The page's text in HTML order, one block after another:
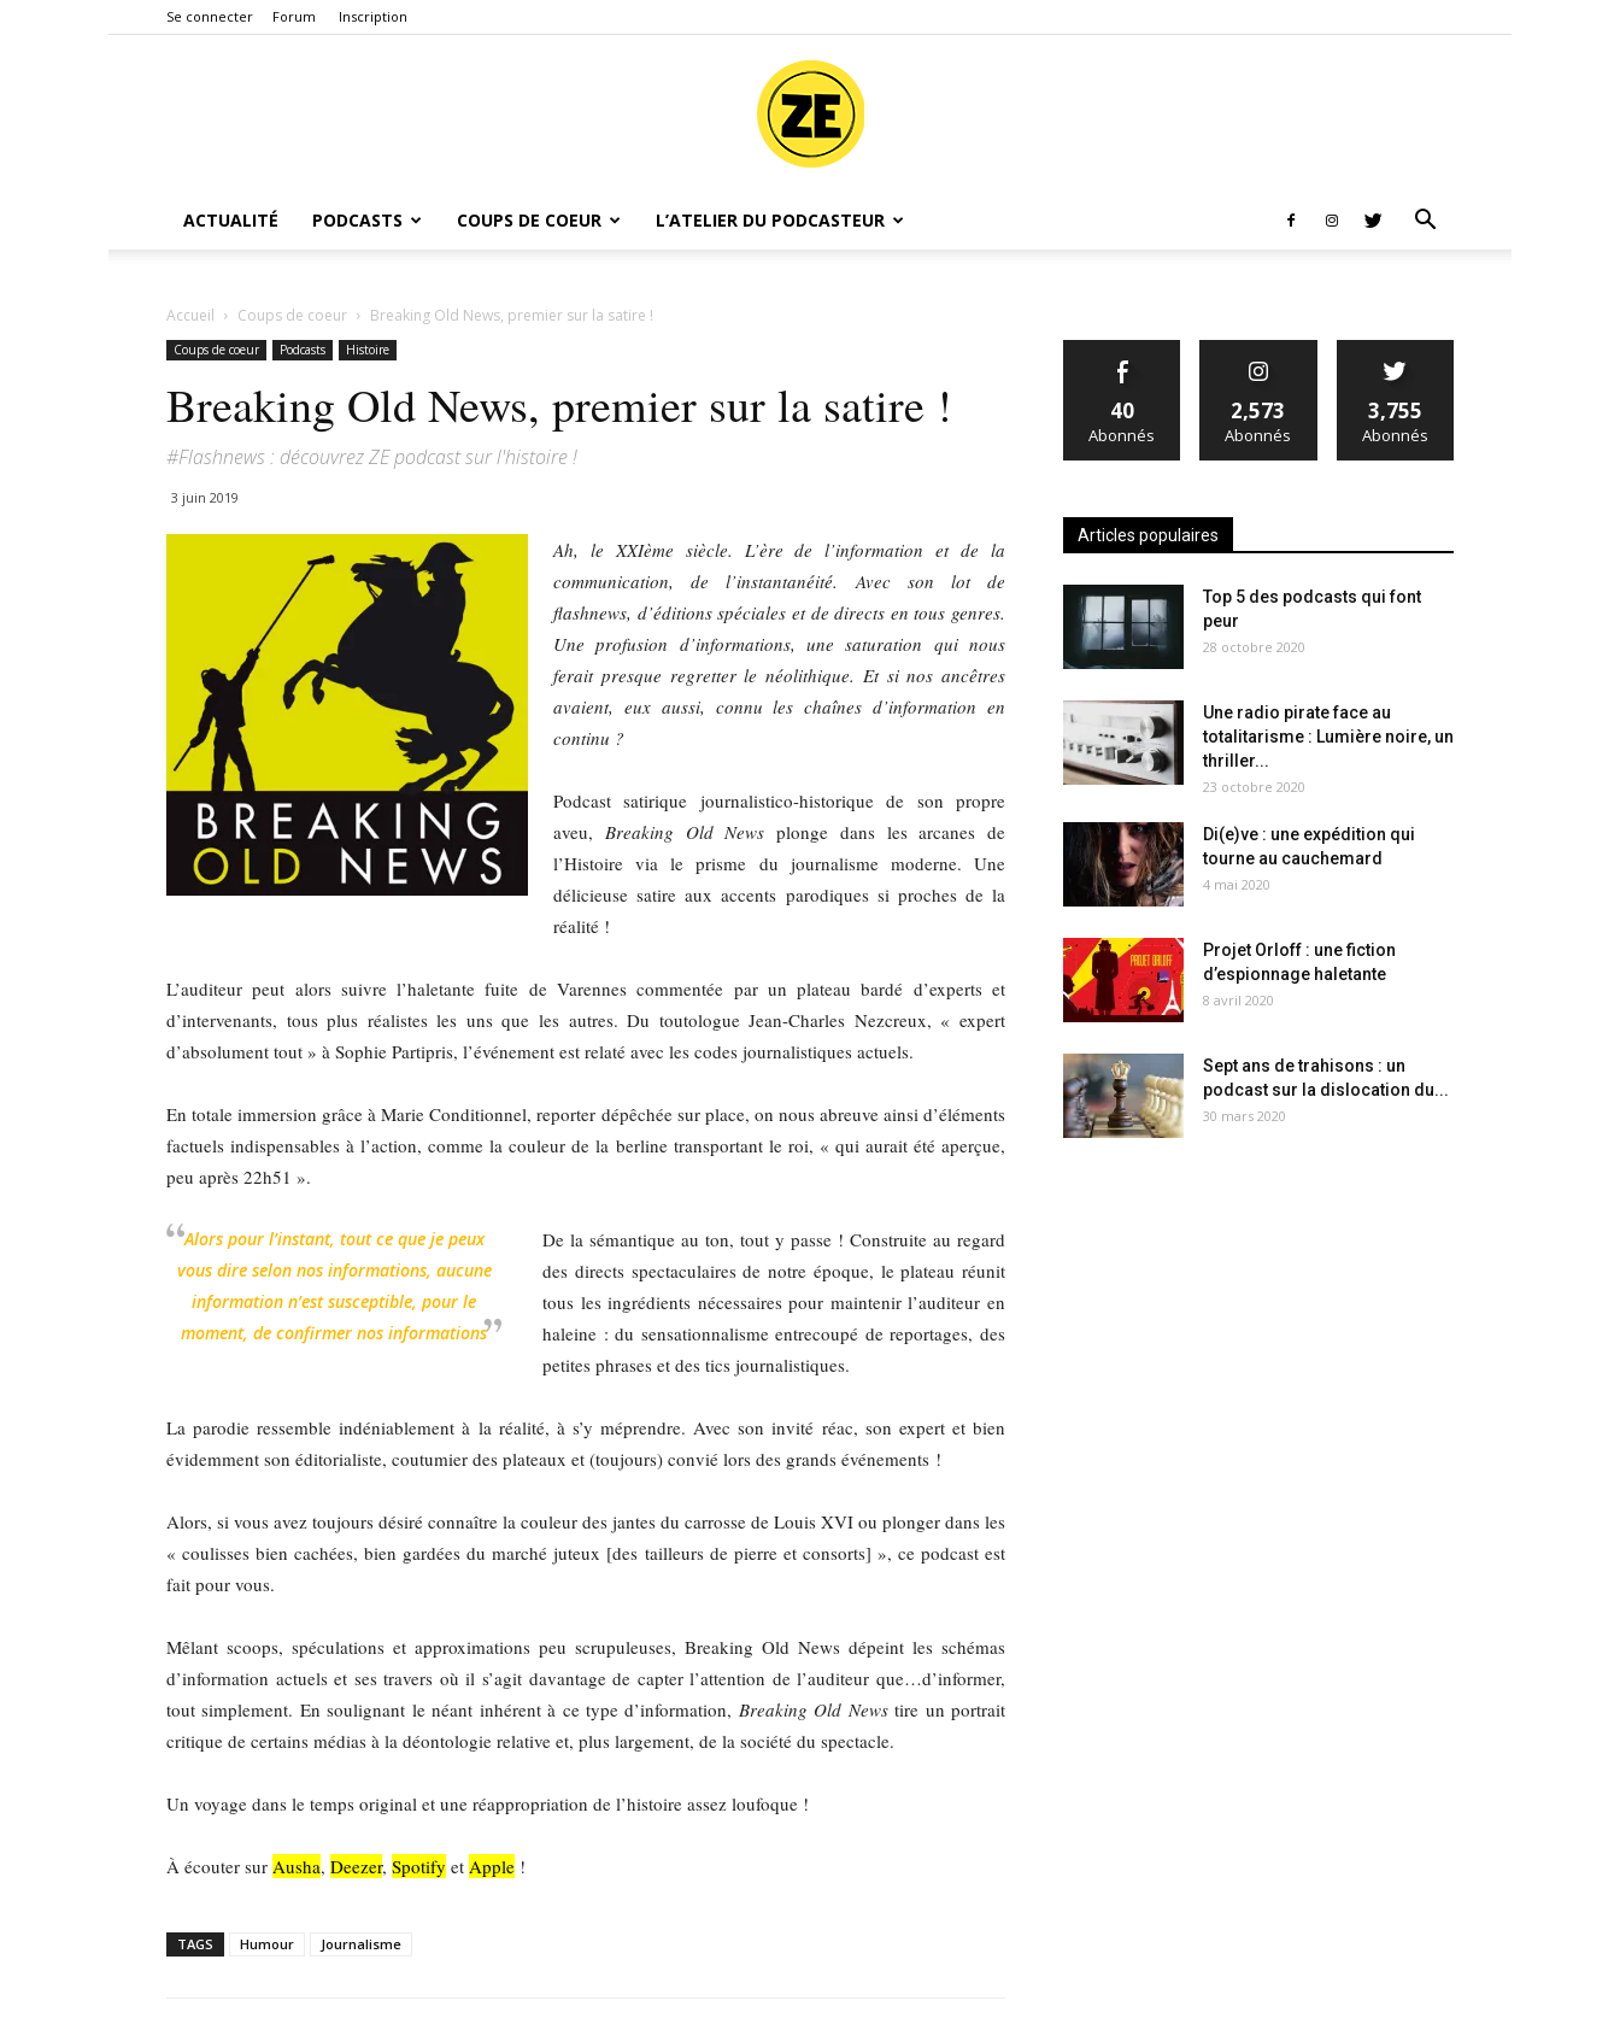
Se connecter Forum Inscription
Podcast
:
l'actualité
du
podcast
ACTUALITÉ PODCASTS COUPS DE COEUR L’ATELIER DU PODCASTEUR
Accueil Coups de coeur Breaking Old News, premier sur la satire !
Coups de coeur Podcasts Histoire
Breaking Old News, premier sur la satire !
#Flashnews : découvrez ZE podcast sur l'histoire !
3 juin 2019
Ah, le XXIème siècle. L’ère de l’information et de la
communication, de l’instantanéité. Avec son lot de
flashnews, d’éditions spéciales et de directs en tous genres.
Une profusion d’informations, une saturation qui nous
ferait presque regretter le néolithique. Et si nos ancêtres
avaient, eux aussi, connu les chaînes d’information en
continu ?
Podcast satirique journalistico-historique de son propre
aveu, Breaking Old News plonge dans les arcanes de
l’Histoire via le prisme du journalisme moderne. Une
délicieuse satire aux accents parodiques si proches de la
réalité !
L’auditeur peut alors suivre l’haletante fuite de Varennes commentée par un plateau bardé d’experts et
d’intervenants, tous plus réalistes les uns que les autres. Du toutologue Jean-Charles Nezcreux, « expert
d’absolument tout » à Sophie Partipris, l’événement est relaté avec les codes journalistiques actuels.
En totale immersion grâce à Marie Conditionnel, reporter dépêchée sur place, on nous abreuve ainsi d’éléments
factuels indispensables à l’action, comme la couleur de la berline transportant le roi, « qui aurait été aperçue,
peu après 22h51 ».
Alors pour l’instant, tout ce que je peux
vous dire selon nos informations, aucune
information n’est susceptible, pour le
moment, de confirmer nos informations
De la sémantique au ton, tout y passe ! Construite au regard
des directs spectaculaires de notre époque, le plateau réunit
tous les ingrédients nécessaires pour maintenir l’auditeur en
haleine : du sensationnalisme entrecoupé de reportages, des
petites phrases et des tics journalistiques.
La parodie ressemble indéniablement à la réalité, à s’y méprendre. Avec son invité réac, son expert et bien
évidemment son éditorialiste, coutumier des plateaux et (toujours) convié lors des grands événements !
Alors, si vous avez toujours désiré connaître la couleur des jantes du carrosse de Louis XVI ou plonger dans les
« coulisses bien cachées, bien gardées du marché juteux [des tailleurs de pierre et consorts] », ce podcast est
fait pour vous.
Mêlant scoops, spéculations et approximations peu scrupuleuses, Breaking Old News dépeint les schémas
d’information actuels et ses travers où il s’agit davantage de capter l’attention de l’auditeur que…d’informer,
tout simplement. En soulignant le néant inhérent à ce type d’information, Breaking Old Newstire un portrait
critique de certains médias à la déontologie relative et, plus largement, de la société du spectacle.
Un voyage dans le temps original et une réappropriation de l’histoire assez loufoque !
À écouter sur Ausha, Deezer, Spotify et Apple !
TAGS Humour Journalisme
40
Abonnés
2,573
Abonnés
3,755
Abonnés
Articles populaires
Top 5 des podcasts qui font
peur
28 octobre 2020
Une radio pirate face au
totalitarisme : Lumière noire, un
thriller...
23 octobre 2020
Di(e)ve : une expédition qui
tourne au cauchemard
4 mai 2020
Projet Orloff : une fiction
d’espionnage haletante
8 avril 2020
Sept ans de trahisons : un
podcast sur la dislocation du...
30 mars 2020